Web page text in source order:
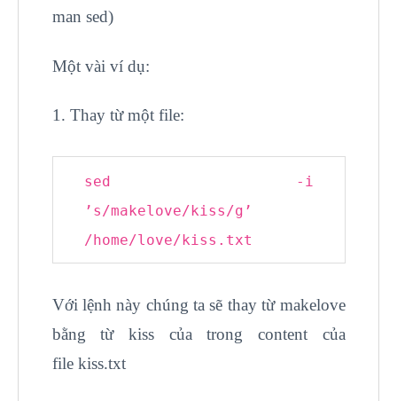
man sed)
Một vài ví dụ:
1. Thay từ một file:
sed -i
’s/makelove/kiss/g’
/home/love/kiss.txt
Với lệnh này chúng ta sẽ thay từ makelove
bằng từ kiss của trong content của
file kiss.txt